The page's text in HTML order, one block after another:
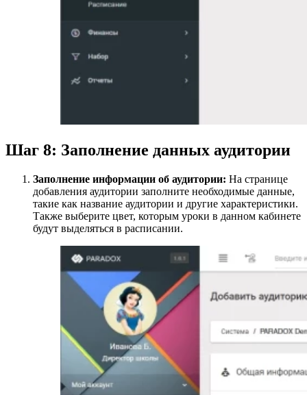
Шаг 8: Заполнение данных аудитории
Заполнение информации об аудитории: На странице
добавления аудитории заполните необходимые данные,
такие как название аудитории и другие характеристики.
Также выберите цвет, которым уроки в данном кабинете
будут выделяться в расписании.